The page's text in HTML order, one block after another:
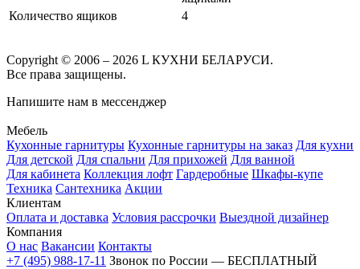
Количество ящиков
4
Copyright © 2006 – 2026 L КУХНИ БЕЛАРУСИ.
Все права защищены.
Напишите нам в мессенджер
Мебель
Кухонные гарнитуры Кухонные гарнитуры на заказ Для кухни
Для детской Для спальни Для прихожей Для ванной
Для кабинета Коллекция лофт Гардеробные Шкафы-купе
Техника Сантехника Акции
Клиентам
Оплата и доставка Условия рассрочки Выездной дизайнер
Компания
О нас Вакансии Контакты
+7 (495) 988-17-11 Звонок по России — БЕСПЛАТНЫЙ